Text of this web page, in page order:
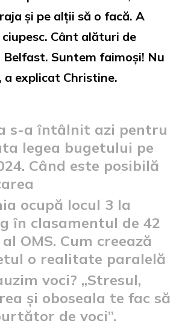
și pe alții să o facă. A
Cânt alături de
Suntem faimoși! Nu
a explicat Christine.
s-a întâlnit azi pentru
legea bugetului pe
Când este posibilă
ocupă locul 3 la
în clasamentul de 42
OMS. Cum creează
o realitate paralelă
voci? „Stresul,
și oboseala te fac să
de voci”.